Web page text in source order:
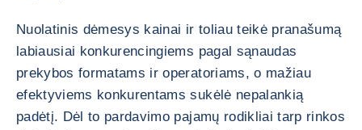
Nuolatinis dėmesys kainai ir toliau teikė pranašumą
labiausiai konkurencingiems pagal sąnaudas
prekybos formatams ir operatoriams, o mažiau
efektyviems konkurentams sukėlė nepalankią
padėtį. Dėl to pardavimo pajamų rodikliai tarp rinkos